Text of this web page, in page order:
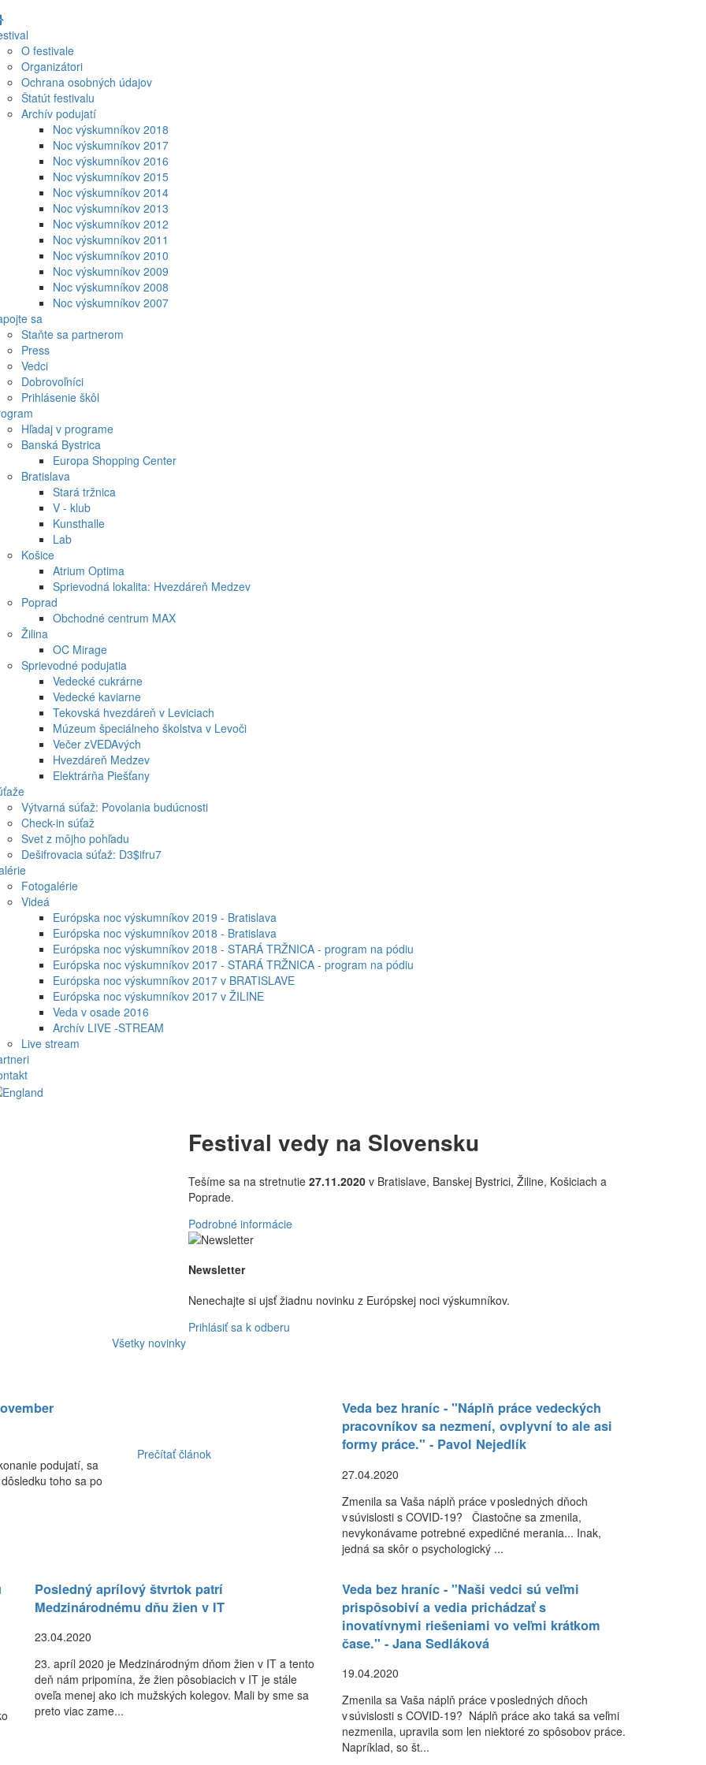
O festivale
Organizátori
Ochrana osobných údajov
Štatút festivalu
Archív podujatí
Noc výskumníkov 2018
Noc výskumníkov 2017
Noc výskumníkov 2016
Noc výskumníkov 2015
Noc výskumníkov 2014
Noc výskumníkov 2013
Noc výskumníkov 2012
Noc výskumníkov 2011
Noc výskumníkov 2010
Noc výskumníkov 2009
Noc výskumníkov 2008
Noc výskumníkov 2007
sa
Staňte sa partnerom
Press
Vedci
Dobrovoľníci
Prihlásenie škôl
Hľadaj v programe
Banská Bystrica
Europa Shopping Center
Bratislava
Stará tržnica
V - klub
Kunsthalle
Lab
Košice
Atrium Optima
Sprievodná lokalita: Hvezdáreň Medzev
Poprad
Obchodné centrum MAX
Žilina
OC Mirage
Sprievodné podujatia
Vedecké cukrárne
Vedecké kaviarne
Tekovská hvezdáreň v Leviciach
Múzeum špeciálneho školstva v Levoči
Večer zVEDAvých
Hvezdáreň Medzev
Elektrárňa Piešťany
Výtvarná súťaž: Povolania budúcnosti
Check-in súťaž
Svet z môjho pohľadu
Dešifrovacia súťaž: D3$ifru7
Fotogalérie
Videá
Európska noc výskumníkov 2019 - Bratislava
Európska noc výskumníkov 2018 - Bratislava
Európska noc výskumníkov 2018 - STARÁ TRŽNICA - program na pódiu
Európska noc výskumníkov 2017 - STARÁ TRŽNICA - program na pódiu
Európska noc výskumníkov 2017 v BRATISLAVE
Európska noc výskumníkov 2017 v ŽILINE
Veda v osade 2016
Archív LIVE -STREAM
Live stream
Festival vedy na Slovensku
Tešíme sa na stretnutie 27.11.2020 v Bratislave, Banskej Bystrici, Žiline, Košiciach a
Poprade.
Podrobné informácie
Newsletter
Nenechajte si ujsť žiadnu novinku z Európskej noci výskumníkov.
Prihlásiť sa k odberu
Všetky novinky
podujatí, sa
toho sa po
Prečítať článok
Veda bez hraníc - "Náplň práce vedeckých
pracovníkov sa nezmení, ovplyvní to ale asi
formy práce." - Pavol Nejedlík
27.04.2020
Zmenila sa Vaša náplň práce v posledných dňoch
v súvislosti s COVID-19? Čiastočne sa zmenila,
nevykonávame potrebné expedičné merania... Inak,
jedná sa skôr o psychologický ...
Posledný aprílový štvrtok patrí
Medzinárodnému dňu žien v IT
23.04.2020
23. apríl 2020 je Medzinárodným dňom žien v IT a tento
deň nám pripomína, že žien pôsobiacich v IT je stále
oveľa menej ako ich mužských kolegov. Mali by sme sa
preto viac zame...
Veda bez hraníc - "Naši vedci sú veľmi
prispôsobiví a vedia prichádzať s
inovatívnymi riešeniami vo veľmi krátkom
čase." - Jana Sedláková
19.04.2020
Zmenila sa Vaša náplň práce v posledných dňoch
v súvislosti s COVID-19? Náplň práce ako taká sa veľmi
nezmenila, upravila som len niektoré zo spôsobov práce.
Napríklad, so št...